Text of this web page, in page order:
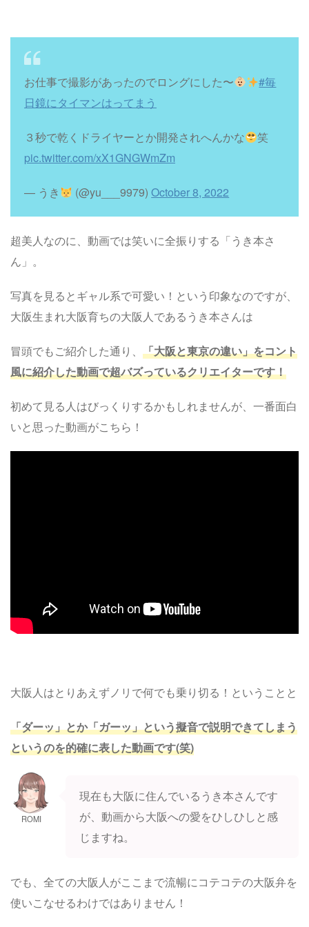
お仕事で撮影があったのでロングにした〜
#毎
日鏡にタイマンはってまう
３秒で乾くドライヤーとか開発されへんかな
笑
pic.twitter.com/xX1GNGWmZm
— うき (@yu___9979)October 8, 2022
超美人なのに、動画では笑いに全振りする「うき本さ
ん」。
写真を見るとギャル系で可愛い！という印象なのですが、
大阪生まれ大阪育ちの大阪人であるうき本さんは
冒頭でもご紹介した通り、 「大阪と東京の違い」をコント
風に紹介した動画で超バズっているクリエイターです！
初めて見る人はびっくりするかもしれませんが、一番面白
いと思った動画がこちら！
大阪人はとりあえずノリで何でも乗り切る！ということと
「ダーッ」とか「ガーッ」という擬音で説明できてしまう
というのを的確に表した動画です(笑)
ROMI
現在も大阪に住んでいるうき本さんです
が、動画から大阪への愛をひしひしと感
じますね。
でも、全ての大阪人がここまで流暢にコテコテの大阪弁を
使いこなせるわけではありません！